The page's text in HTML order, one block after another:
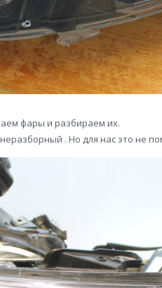
фары и разбираем их.
. Но для нас это не